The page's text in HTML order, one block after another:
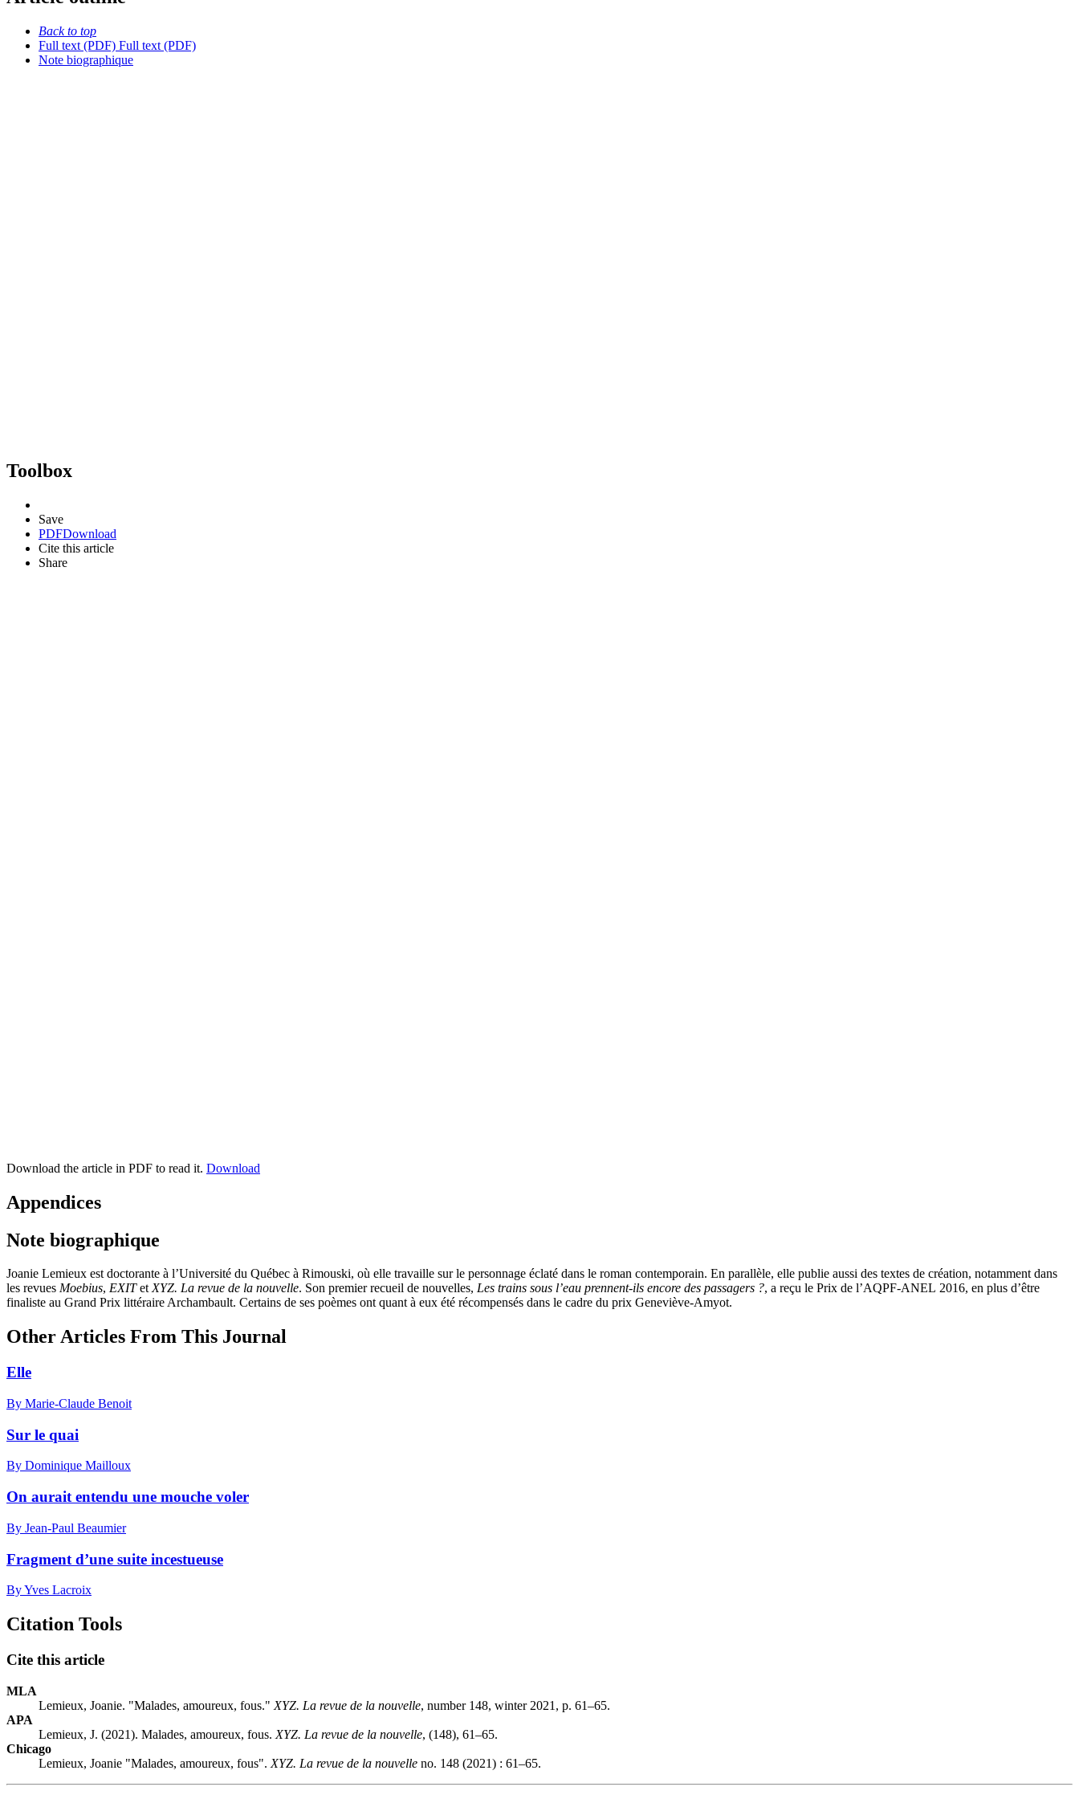
Back to top
Full text (PDF) Full text (PDF)
Note biographique
Toolbox
Save
PDFDownload
Cite this article
Share
Download the article in PDF to read it. Download
Appendices
Note biographique
Joanie Lemieux est doctorante à l’Université du Québec à Rimouski, où elle travaille sur le personnage éclaté dans le roman contemporain. En parallèle, elle publie aussi des textes de création, notamment dans
les revues Moebius, EXITetXYZ. La revue de la nouvelle. Son premier recueil de nouvelles, Les trains sous l’eau prennent-ils encore des passagers ?, a reçu le Prix de l’AQPF-ANEL 2016, en plus d’être
finaliste au Grand Prix littéraire Archambault. Certains de ses poèmes ont quant à eux été récompensés dans le cadre du prix Geneviève-Amyot.
Other Articles From This Journal
Elle
By Marie-Claude Benoit
Sur le quai
By Dominique Mailloux
On aurait entendu une mouche voler
By Jean-Paul Beaumier
Fragment d’une suite incestueuse
By Yves Lacroix
Citation Tools
Cite this article
MLA
Lemieux, Joanie. "Malades, amoureux, fous." XYZ. La revue de la nouvelle, number 148, winter 2021, p. 61–65.
APA
Lemieux, J. (2021). Malades, amoureux, fous. XYZ. La revue de la nouvelle, (148), 61–65.
Chicago
Lemieux, Joanie "Malades, amoureux, fous". XYZ. La revue de la nouvelle no. 148 (2021) : 61–65.